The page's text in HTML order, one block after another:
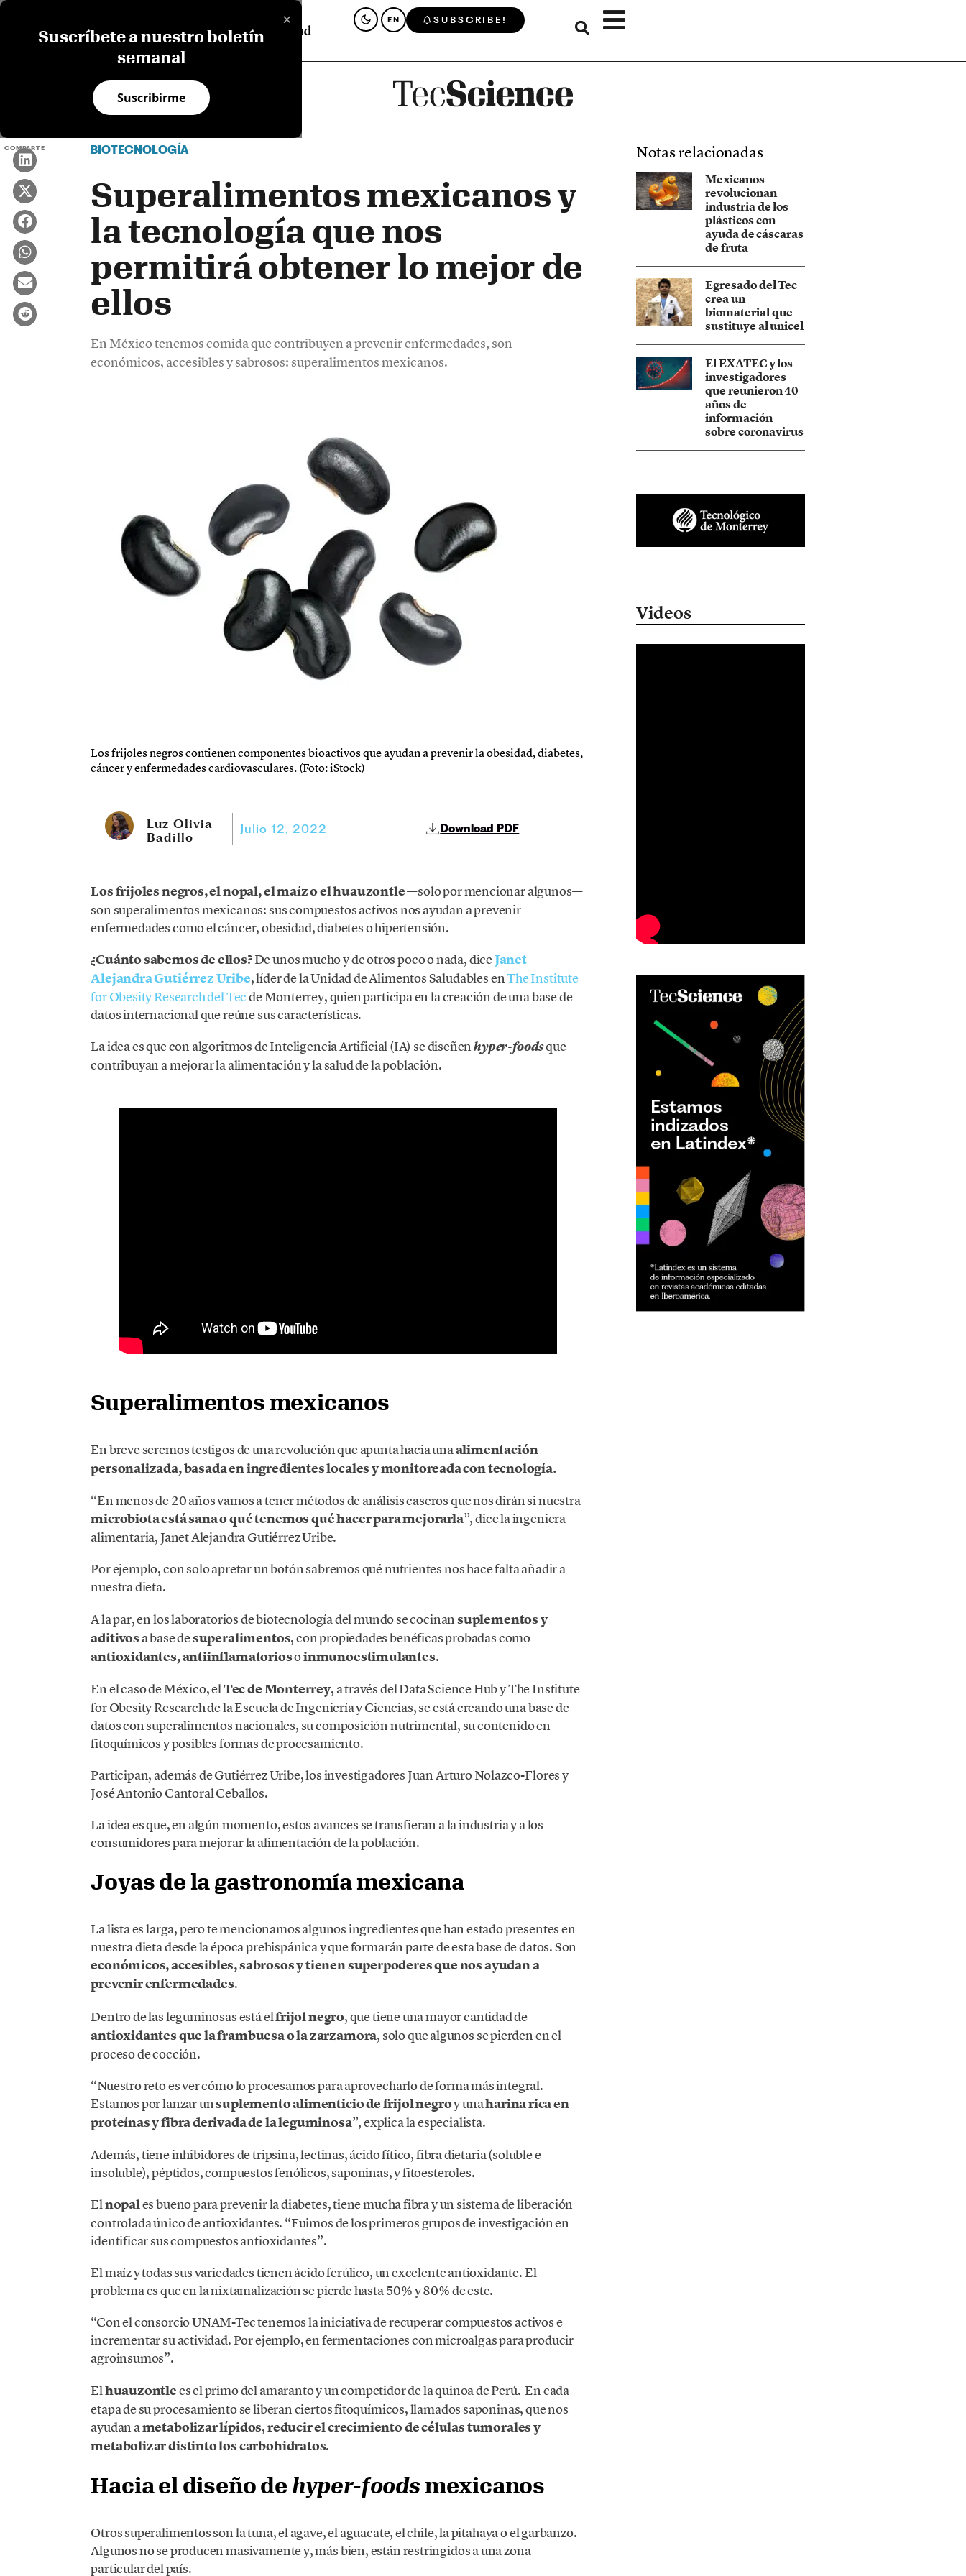
×
Suscríbete a nuestro boletín
semanal
Suscribirme
EN SUBSCRIBE!
COMPARTE BIOTECNOLOGÍA
Superalimentos mexicanos y
la tecnología que nos
permitirá obtener lo mejor de
ellos
En México tenemos comida que contribuyen a prevenir enfermedades, son
económicos, accesibles y sabrosos: superalimentos mexicanos.
Los frijoles negros contienen componentes bioactivos que ayudan a prevenir la obesidad, diabetes,
cáncer y enfermedades cardiovasculares. (Foto: iStock)
Luz Olivia
Badillo
Julio 12, 2022 Download PDF
Los frijoles negros, el nopal, el maíz o el huauzontle—solo por mencionar algunos—
son superalimentos mexicanos: sus compuestos activos nos ayudan a prevenir
enfermedades como el cáncer, obesidad, diabetes o hipertensión.
¿Cuánto sabemos de ellos?De unos mucho y de otros poco o nada, diceJanet
Alejandra Gutiérrez Uribe, líder de la Unidad de Alimentos Saludables enThe Institute
for Obesity Research del Tecde Monterrey, quien participa en la creación de una base de
datos internacional que reúne sus características.
La idea es que con algoritmos de Inteligencia Artificial (IA) se diseñenhyper-foodsque
contribuyan a mejorar la alimentación y la salud de la población.
Superalimentos mexicanos
En breve seremos testigos de una revolución que apunta hacia unaalimentación
personalizada, basada en ingredientes locales y monitoreada con tecnología.
“En menos de 20 años vamos a tener métodos de análisis caseros que nos dirán si nuestra
microbiota está sana o qué tenemos qué hacer para mejorarla”, dice la ingeniera
alimentaria, Janet Alejandra Gutiérrez Uribe.
Por ejemplo, con solo apretar un botón sabremos qué nutrientes nos hace falta añadir a
nuestra dieta.
A la par, en los laboratorios de biotecnología del mundo se cocinansuplementos y
aditivos a base desuperalimentos, con propiedades benéficas probadas como
antioxidantes, antiinflamatoriosoinmunoestimulantes.
En el caso de México, elTec de Monterrey, a través del Data Science Hub y The Institute
for Obesity Research de la Escuela de Ingeniería y Ciencias, se está creando una base de
datos con superalimentos nacionales, su composición nutrimental, su contenido en
fitoquímicos y posibles formas de procesamiento.
Participan, además de Gutiérrez Uribe, los investigadores Juan Arturo Nolazco-Flores y
José Antonio Cantoral Ceballos.
La idea es que, en algún momento, estos avances se transfieran a la industria y a los
consumidores para mejorar la alimentación de la población.
Joyas de la gastronomía mexicana
La lista es larga, pero te mencionamos algunos ingredientes que han estado presentes en
nuestra dieta desde la época prehispánica y que formarán parte de esta base de datos. Son
económicos, accesibles, sabrosos y tienen superpoderes que nos ayudan a
prevenir enfermedades.
Dentro de las leguminosas está elfrijol negro, quetiene una mayor cantidad de
antioxidantes que la frambuesa o la zarzamora, solo que algunos se pierden en el
proceso de cocción.
“Nuestro reto es ver cómo lo procesamos para aprovecharlo de forma más integral.
Estamos por lanzar unsuplemento alimenticio de frijol negroy unaharina rica en
proteínas y fibra derivada de la leguminosa”, explica la especialista.
Además, tiene inhibidores de tripsina, lectinas, ácido fítico, fibra dietaria (soluble e
insoluble), péptidos, compuestos fenólicos, saponinas, y fitoesteroles.
Elnopales bueno para prevenir la diabetes, tiene mucha fibra y un sistema de liberación
controlada único de antioxidantes. “Fuimos de los primeros grupos de investigación en
identificar sus compuestos antioxidantes”.
El maíz y todas sus variedades tienen ácido ferúlico, un excelente antioxidante. El
problema es que en la nixtamalización se pierde hasta 50% y 80% de este.
“Con el consorcio UNAM-Tec tenemos la iniciativa de recuperar compuestos activos e
incrementar su actividad. Por ejemplo, en fermentaciones con microalgas para producir
agroinsumos”.
Elhuauzontlees el primo del amaranto y un competidor de la quinoa de Perú. En cada
etapa de su procesamiento se liberan ciertos fitoquímicos, llamados saponinas, que nos
ayudan ametabolizar lípidos,reducir el crecimiento de células tumorales y
metabolizar distinto los carbohidratos.
Hacia el diseño de hyper-foods mexicanos
Otros superalimentos son la tuna, el agave, el aguacate, el chile, la pitahaya o el garbanzo.
Algunos no se producen masivamente y, más bien, están restringidos a una zona
particular del país.
Notas relacionadas
Mexicanos
revolucionan
industria de los
plásticos con
ayuda de cáscaras
de fruta
Egresado del Tec
crea un
biomaterial que
sustituye al unicel
El EXATEC y los
investigadores
que reunieron 40
años de
información
sobre coronavirus
Videos